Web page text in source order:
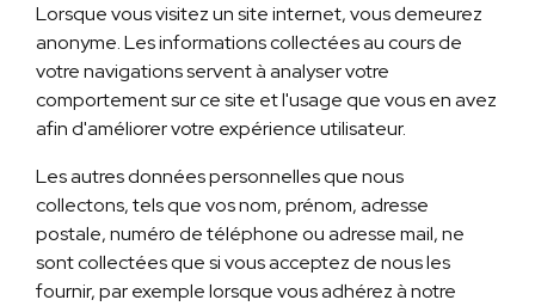
Lorsque vous visitez un site internet, vous demeurez
anonyme. Les informations collectées au cours de
votre navigations servent à analyser votre
comportement sur ce site et l'usage que vous en avez
afin d'améliorer votre expérience utilisateur.
Les autres données personnelles que nous
collectons, tels que vos nom, prénom, adresse
postale, numéro de téléphone ou adresse mail, ne
sont collectées que si vous acceptez de nous les
fournir, par exemple lorsque vous adhérez à notre